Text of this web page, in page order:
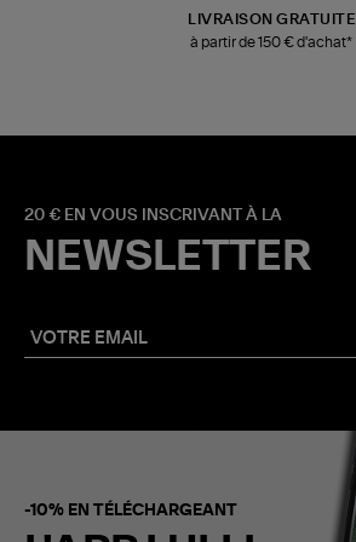
LIVRAISON GRATUITE
à partir de 150 € d'achat*
20 € EN VOUS INSCRIVANT À LA
NEWSLETTER
-10% EN TÉLÉCHARGEANT